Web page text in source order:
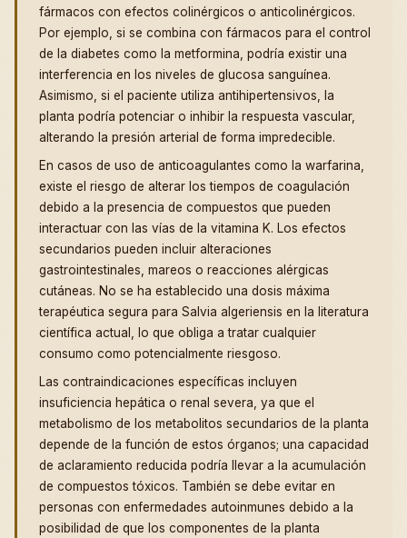
fármacos con efectos colinérgicos o anticolinérgicos.
Por ejemplo, si se combina con fármacos para el control
de la diabetes como la metformina, podría existir una
interferencia en los niveles de glucosa sanguínea.
Asimismo, si el paciente utiliza antihipertensivos, la
planta podría potenciar o inhibir la respuesta vascular,
alterando la presión arterial de forma impredecible.
En casos de uso de anticoagulantes como la warfarina,
existe el riesgo de alterar los tiempos de coagulación
debido a la presencia de compuestos que pueden
interactuar con las vías de la vitamina K. Los efectos
secundarios pueden incluir alteraciones
gastrointestinales, mareos o reacciones alérgicas
cutáneas. No se ha establecido una dosis máxima
terapéutica segura para Salvia algeriensis en la literatura
científica actual, lo que obliga a tratar cualquier
consumo como potencialmente riesgoso.
Las contraindicaciones específicas incluyen
insuficiencia hepática o renal severa, ya que el
metabolismo de los metabolitos secundarios de la planta
depende de la función de estos órganos; una capacidad
de aclaramiento reducida podría llevar a la acumulación
de compuestos tóxicos. También se debe evitar en
personas con enfermedades autoinmunes debido a la
posibilidad de que los componentes de la planta